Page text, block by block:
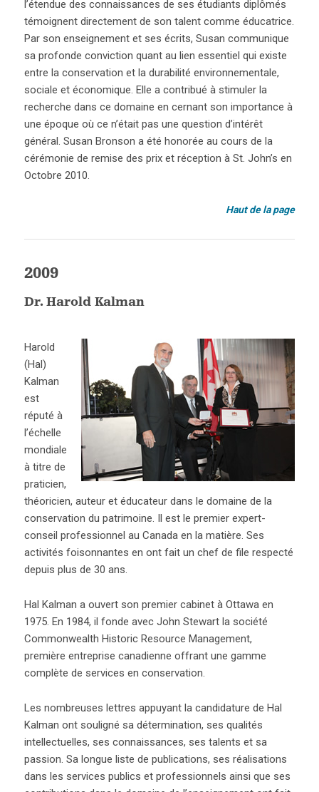
l’étendue des connaissances de ses étudiants diplômés
témoignent directement de son talent comme éducatrice.
Par son enseignement et ses écrits, Susan communique
sa profonde conviction quant au lien essentiel qui existe
entre la conservation et la durabilité environnementale,
sociale et économique. Elle a contribué à stimuler la
recherche dans ce domaine en cernant son importance à
une époque où ce n’était pas une question d’intérêt
général. Susan Bronson a été honorée au cours de la
cérémonie de remise des prix et réception à St. John’s en
Octobre 2010.
Haut de la page
2009
Dr. Harold Kalman
Harold
(Hal)
Kalman
est
réputé à
l’échelle
mondiale
à titre de
praticien,
théoricien, auteur et éducateur dans le domaine de la
conservation du patrimoine. Il est le premier expert-
conseil professionnel au Canada en la matière. Ses
activités foisonnantes en ont fait un chef de file respecté
depuis plus de 30 ans.
Hal Kalman a ouvert son premier cabinet à Ottawa en
1975. En 1984, il fonde avec John Stewart la société
Commonwealth Historic Resource Management,
première entreprise canadienne offrant une gamme
complète de services en conservation.
Les nombreuses lettres appuyant la candidature de Hal
Kalman ont souligné sa détermination, ses qualités
intellectuelles, ses connaissances, ses talents et sa
passion. Sa longue liste de publications, ses réalisations
dans les services publics et professionnels ainsi que ses